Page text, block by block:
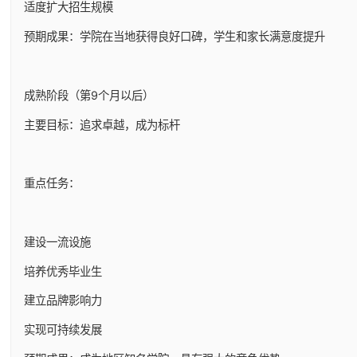
适度扩大招生规模
预期成果：学院在当地获得良好口碑，学生和家长满意度提升
成熟阶段（第9个月以后）
主要目标：追求卓越，成为标杆
重点任务：
建设一流设施
培养优秀毕业生
建立品牌影响力
实现可持续发展